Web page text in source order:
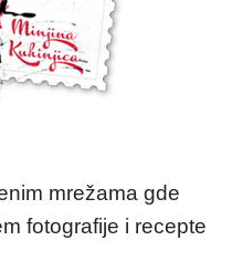
mrežama gde
fotografije i recepte